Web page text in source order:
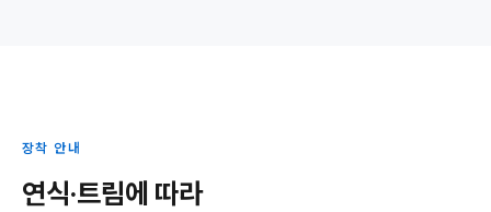
장착 안내
연식·트림에 따라